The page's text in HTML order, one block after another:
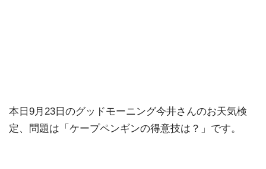
本日9月23日のグッドモーニング今井さんのお天気検
定、問題は「ケープペンギンの得意技は？」です。